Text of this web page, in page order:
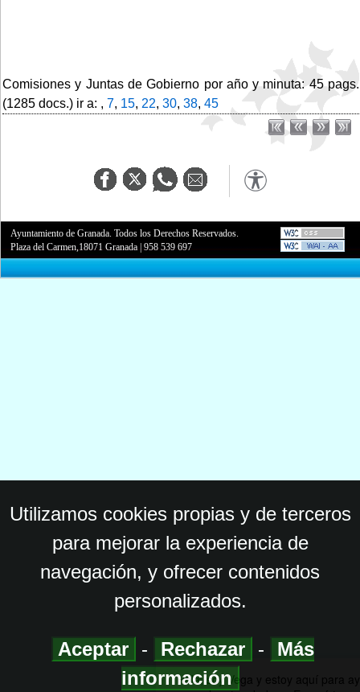
Comisiones y Juntas de Gobierno por año y minuta: 45 pags.
(1285 docs.) ir a: , 7, 15, 22, 30, 38, 45
Ayuntamiento de Granada. Todos los Derechos Reservados.
Plaza del Carmen,18071 Granada |958 539 697
Utilizamos cookies propias y de terceros
para mejorar la experiencia de
navegación, y ofrecer contenidos
personalizados.
Aceptar - Rechazar -
Más
información